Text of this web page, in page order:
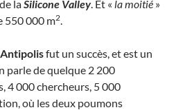
laSilicone Valley. Et « la moitié »
550 000 m2.
fut un succès, et est un
parle de quelque 2 200
4 000 chercheurs, 5 000
où les deux poumons